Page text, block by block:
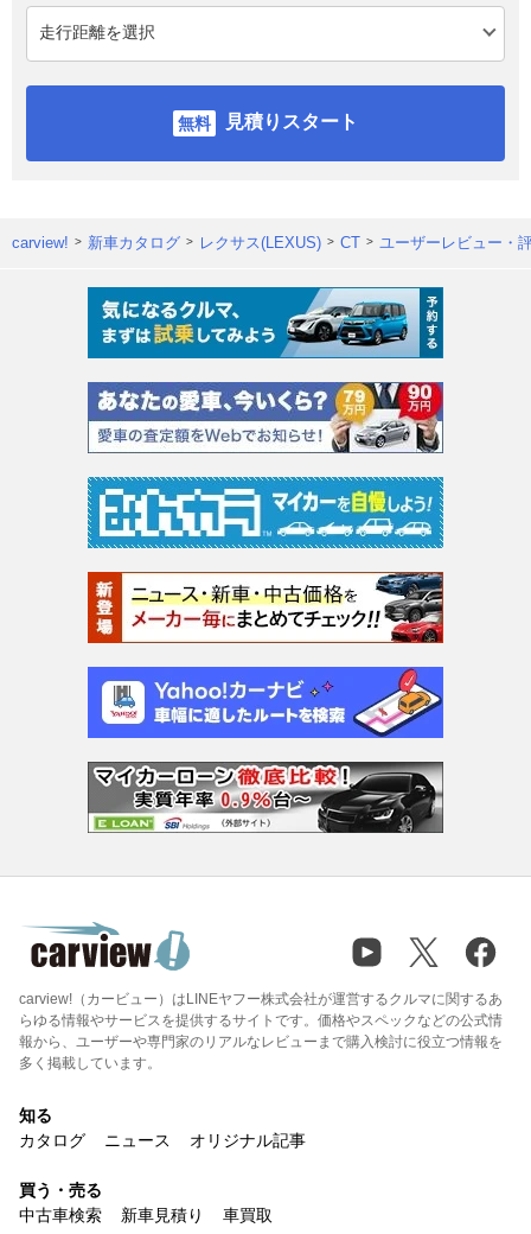
見積りスタート
carview! 新車カタログ レクサス(LEXUS) CT ユーザーレビュー・
carview!（カービュー）はLINEヤフー株式会社が運営するクルマに関するあ
らゆる情報やサービスを提供するサイトです。価格やスペックなどの公式情
報から、ユーザーや専門家のリアルなレビューまで購入検討に役立つ情報を
多く掲載しています。
知る
カタログ
ニュース オリジナル記事
買う・売る
中古車検索
新車見積り 車買取